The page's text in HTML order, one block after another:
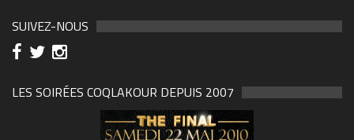
SUIVEZ-NOUS
LES SOIRÉES COQLAKOUR DEPUIS 2007